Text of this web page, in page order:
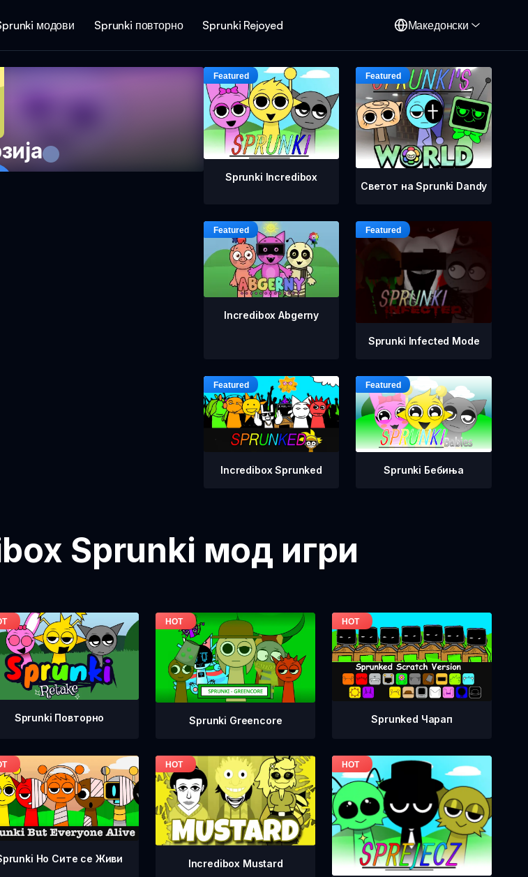
модови Sprunki повторно Sprunki Rejoyed Македонски
Sprunki Incredibox
Светот на Sprunki Dandy
Incredibox Abgerny
Sprunki Infected Mode
Incredibox Sprunked Sprunki Бебиња
Sprunki мод игри
Sprunki Повторно Sprunki Greencore Sprunked Чарап
Но Сите се Живи Incredibox Mustard